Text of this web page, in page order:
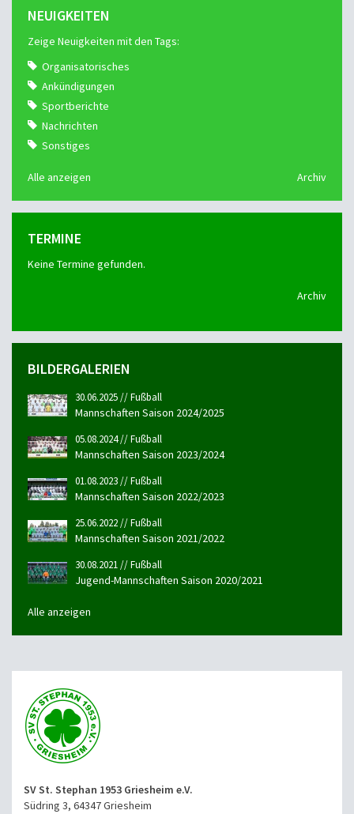
NEUIGKEITEN
Zeige Neuigkeiten mit den Tags:
Organisatorisches
Ankündigungen
Sportberichte
Nachrichten
Sonstiges
Alle anzeigen Archiv
TERMINE
Keine Termine gefunden.
Archiv
BILDERGALERIEN
30.06.2025 // Fußball
Mannschaften Saison 2024/2025
05.08.2024 // Fußball
Mannschaften Saison 2023/2024
01.08.2023 // Fußball
Mannschaften Saison 2022/2023
25.06.2022 // Fußball
Mannschaften Saison 2021/2022
30.08.2021 // Fußball
Jugend-Mannschaften Saison 2020/2021
Alle anzeigen
SV St. Stephan 1953 Griesheim e.V.
Südring 3, 64347 Griesheim